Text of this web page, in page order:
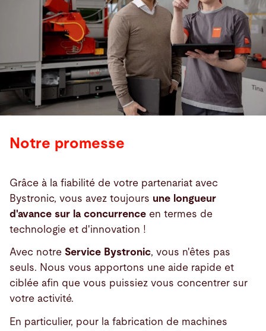
Notre promesse
Grâce à la fiabilité de votre partenariat avec
Bystronic, vous avez toujours une longueur
d'avance sur la concurrence en termes de
technologie et d'innovation !
Avec notre Service Bystronic, vous n'êtes pas
seuls. Nous vous apportons une aide rapide et
ciblée afin que vous puissiez vous concentrer sur
votre activité.
En particulier, pour la fabrication de machines